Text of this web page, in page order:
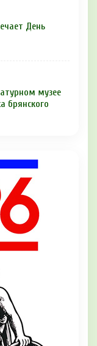
День
музее
брянского